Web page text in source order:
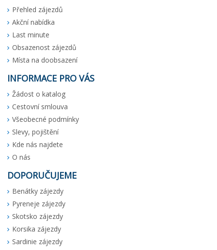
Přehled zájezdů
Akční nabídka
Last minute
Obsazenost zájezdů
Místa na doobsazení
INFORMACE PRO VÁS
Žádost o katalog
Cestovní smlouva
Všeobecné podmínky
Slevy, pojištění
Kde nás najdete
O nás
DOPORUČUJEME
Benátky zájezdy
Pyreneje zájezdy
Skotsko zájezdy
Korsika zájezdy
Sardinie zájezdy